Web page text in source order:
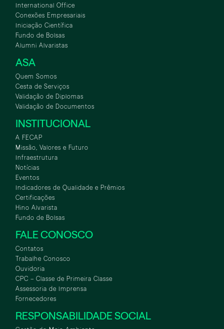
International Office
Conexões Empresariais
Iniciação Científica
Fundo de Bolsas
Alumni Alvaristas
ASA
Quem Somos
Cesta de Serviços
Validação de Diplomas
Validação de Documentos
INSTITUCIONAL
A FECAP
Missão, Valores e Futuro
Infraestrutura
Notícias
Eventos
Indicadores de Qualidade e Prêmios
Certificações
Hino Alvarista
Fundo de Bolsas
FALE CONOSCO
Contatos
Trabalhe Conosco
Ouvidoria
CPC – Classe de Primeira Classe
Assessoria de Imprensa
Fornecedores
RESPONSABILIDADE SOCIAL